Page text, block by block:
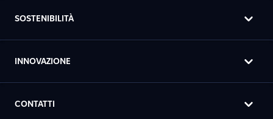
SOSTENIBILITÀ
INNOVAZIONE
CONTATTI